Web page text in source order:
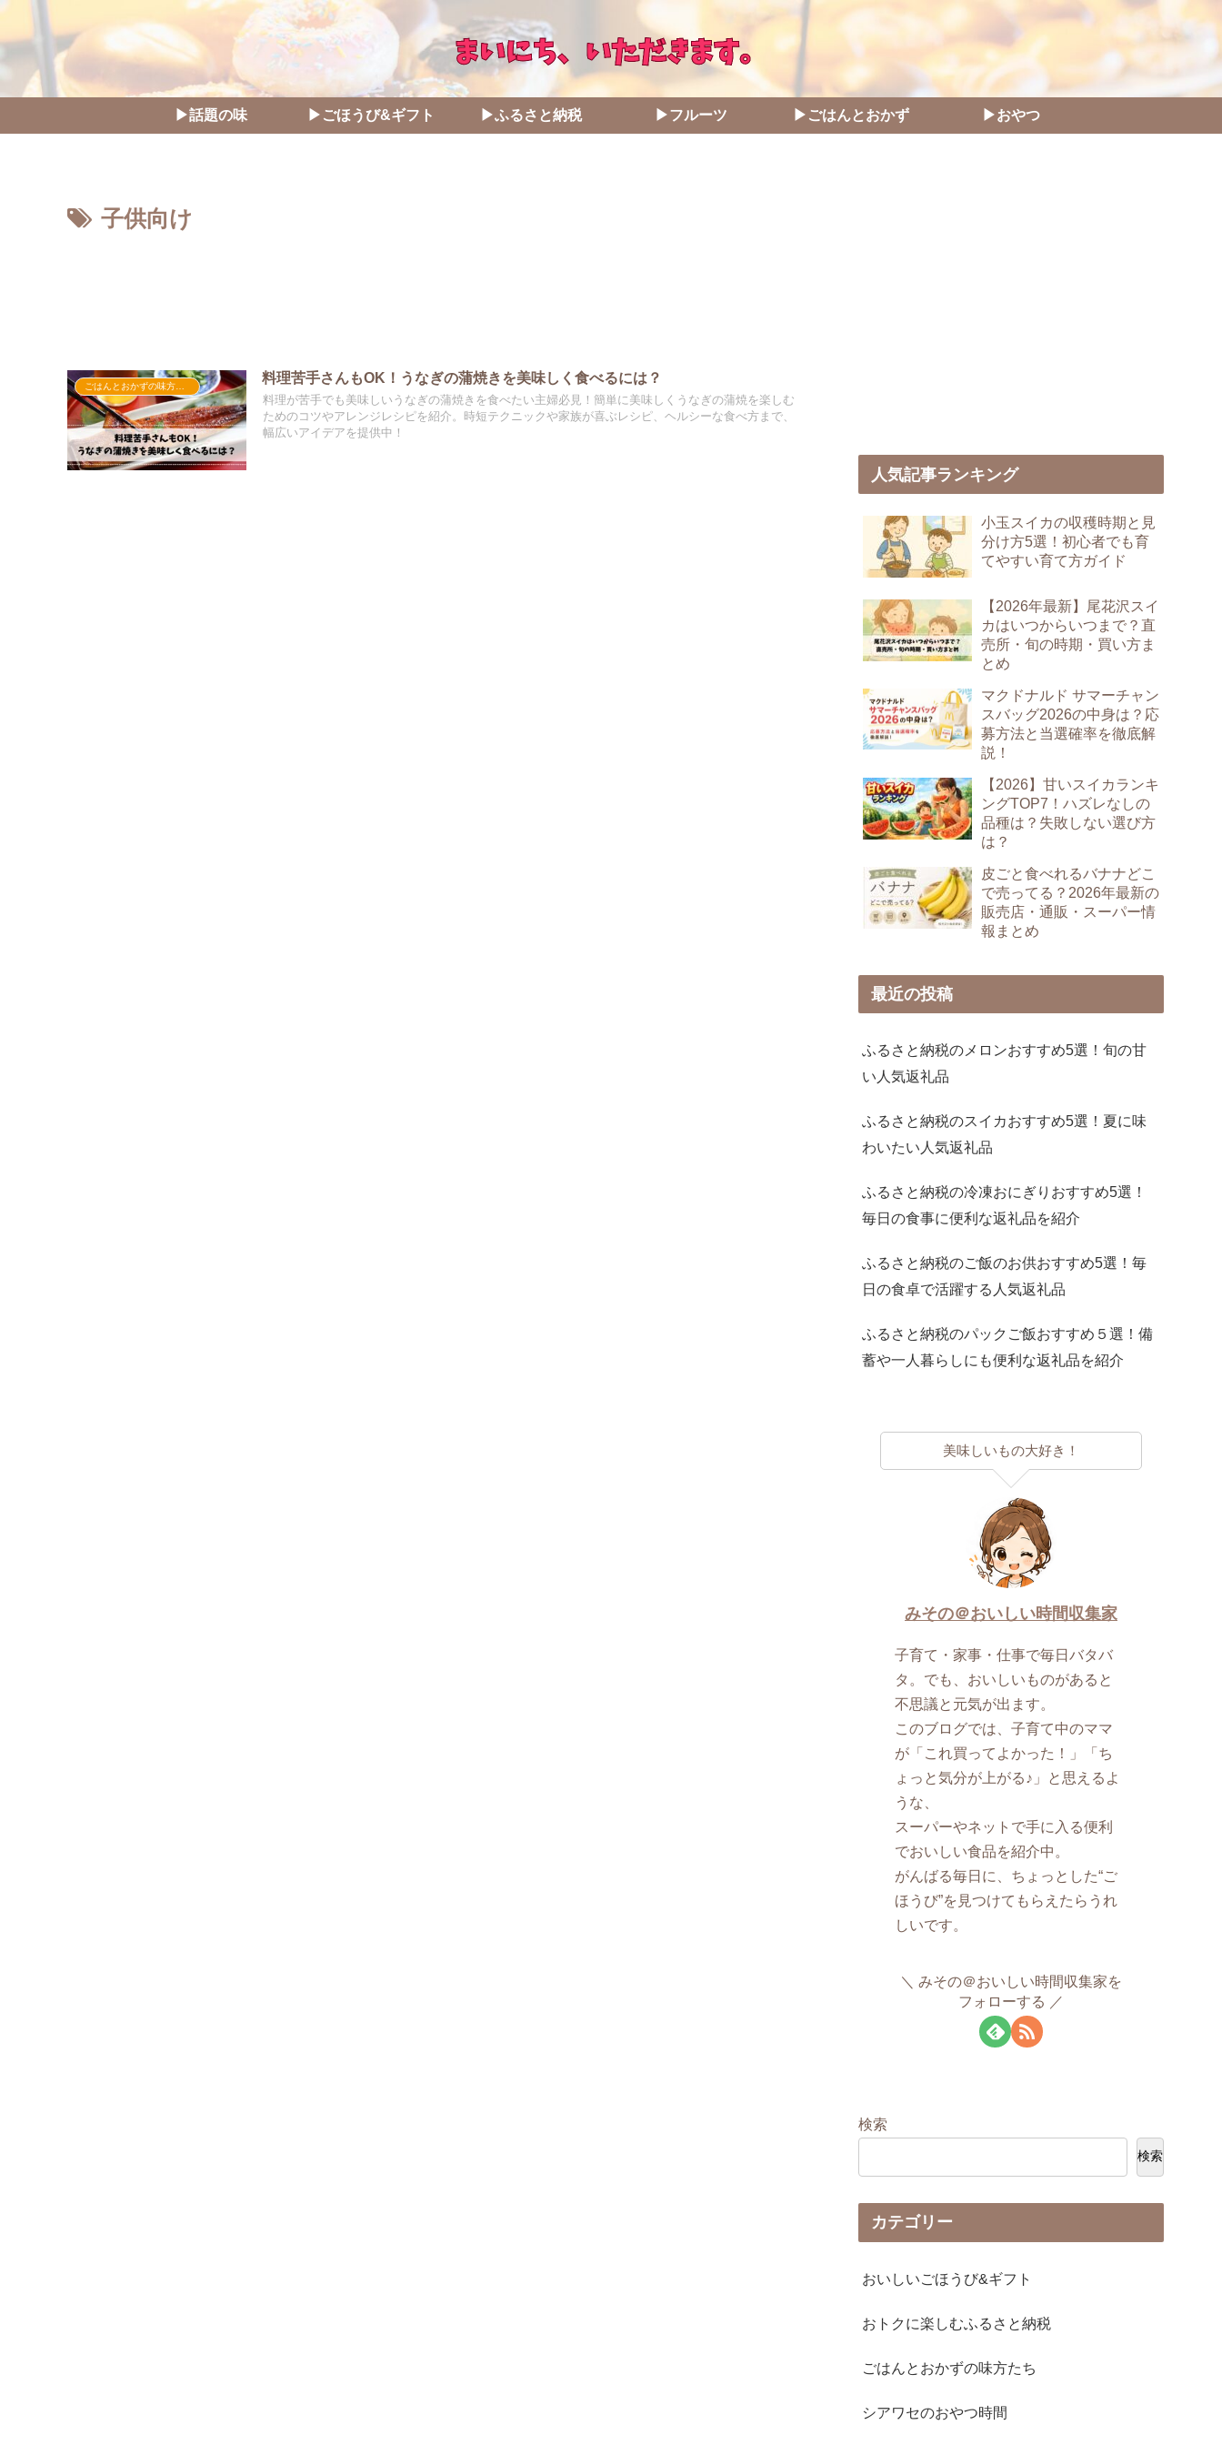
▶話題の味 ▶ごほうび&ギフト ▶ふるさと納税 ▶フルーツ ▶ごはんとおかず ▶おやつ
子供向け
料理苦手さんもOK！うなぎの蒲焼きを美味しく食べるには？
料理が苦手でも美味しいうなぎの蒲焼きを食べたい主婦必見！簡単に美味しくうなぎの蒲焼を楽しむ
ためのコツやアレンジレシピを紹介。時短テクニックや家族が喜ぶレシピ、ヘルシーな食べ方まで、
幅広いアイデアを提供中！
人気記事ランキング
小玉スイカの収穫時期と見
分け方5選！初心者でも育
てやすい育て方ガイド
【2026年最新】尾花沢スイ
カはいつからいつまで？直
売所・旬の時期・買い方ま
とめ
マクドナルド サマーチャン
スバッグ2026の中身は？応
募方法と当選確率を徹底解
説！
【2026】甘いスイカランキ
ングTOP7！ハズレなしの
品種は？失敗しない選び方
は？
皮ごと食べれるバナナどこ
で売ってる？2026年最新の
販売店・通販・スーパー情
報まとめ
最近の投稿
ふるさと納税のメロンおすすめ5選！旬の甘
い人気返礼品
ふるさと納税のスイカおすすめ5選！夏に味
わいたい人気返礼品
ふるさと納税の冷凍おにぎりおすすめ5選！
毎日の食事に便利な返礼品を紹介
ふるさと納税のご飯のお供おすすめ5選！毎
日の食卓で活躍する人気返礼品
ふるさと納税のパックご飯おすすめ５選！備
蓄や一人暮らしにも便利な返礼品を紹介
美味しいもの大好き！
みその＠おいしい時間収集家
子育て・家事・仕事で毎日バタバ
タ。でも、おいしいものがあると
不思議と元気が出ます。
このブログでは、子育て中のママ
が「これ買ってよかった！」「ち
ょっと気分が上がる♪」と思えるよ
うな、
スーパーやネットで手に入る便利
でおいしい食品を紹介中。
がんばる毎日に、ちょっとした“ご
ほうび”を見つけてもらえたらうれ
しいです。
みその＠おいしい時間収集家を
フォローする
検索
検索
カテゴリー
おいしいごほうび&ギフト
おトクに楽しむふるさと納税
ごはんとおかずの味方たち
シアワセのおやつ時間